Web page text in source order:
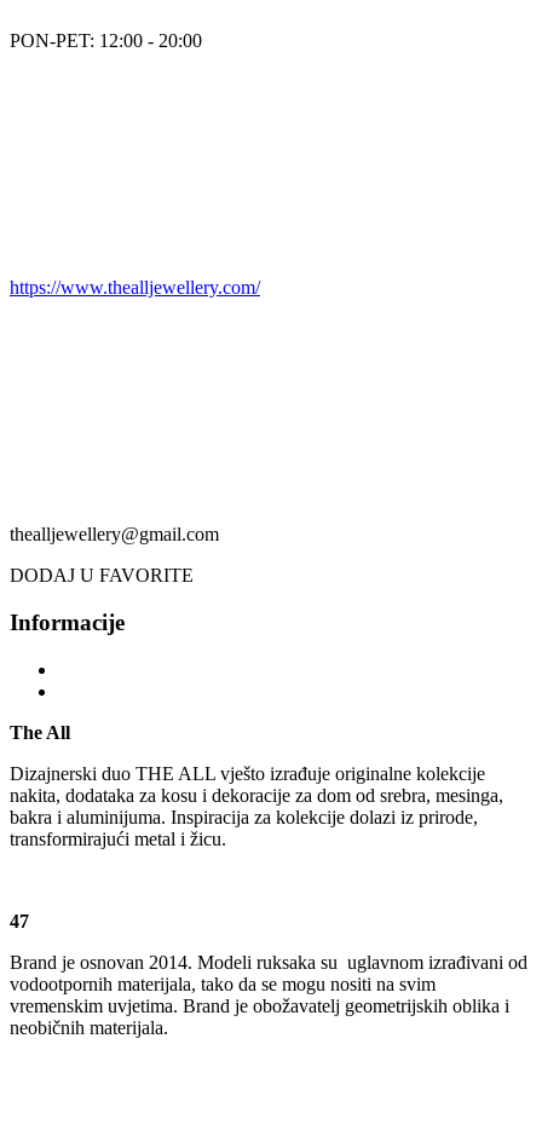
PON-PET: 12:00 - 20:00
https://www.thealljewellery.com/
thealljewellery@gmail.com
DODAJ U FAVORITE
Informacije
The All
Dizajnerski duo THE ALL vješto izrađuje originalne kolekcije
nakita, dodataka za kosu i dekoracije za dom od srebra, mesinga,
bakra i aluminijuma. Inspiracija za kolekcije dolazi iz prirode,
transformirajući metal i žicu.
47
Brand je osnovan 2014. Modeli ruksaka su uglavnom izrađivani od
vodootpornih materijala, tako da se mogu nositi na svim
vremenskim uvjetima. Brand je obožavatelj geometrijskih oblika i
neobičnih materijala.